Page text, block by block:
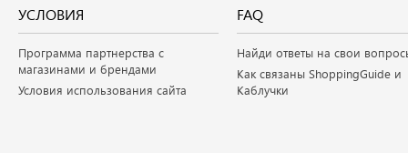
УСЛОВИЯ
Программа партнерства с
магазинами и брендами
Условия использования сайта
FAQ
Найди ответы на свои
Как связаны ShoppingGuide и
Каблучки